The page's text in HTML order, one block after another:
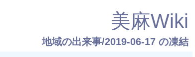
美麻Wiki
地域の出来事/2019-06-17の凍結